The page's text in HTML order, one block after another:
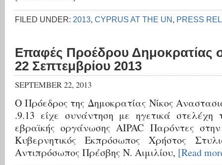
FILED UNDER: 2013, CYPRUS AT THE UN, PRESS
Επαφές Προέδρου Δημοκρατίας
22 Σεπτεμβρίου 2013
SEPTEMBER 22, 2013
Ο Πρόεδρος της Δημοκρατίας Νίκος
.9.13 είχε συνάντηση με ηγετικά στελέχη
εβραϊκής οργάνωσης AIPAC Παρόντες
Κυβερνητικός Εκπρόσωπος Χρήστος
Αντιπρόσωπος Πρέσβης Ν. Αιμιλίου, [Read